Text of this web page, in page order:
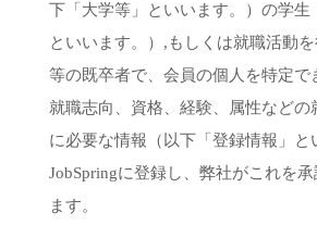
下「大学等」といいます。）の学生
といいます。）,もしくは就職活動
等の既卒者で、会員の個人を特定で
就職志向、資格、経験、属性などの
に必要な情報（以下「登録情報」と
JobSpringに登録し、弊社がこれを
ます。